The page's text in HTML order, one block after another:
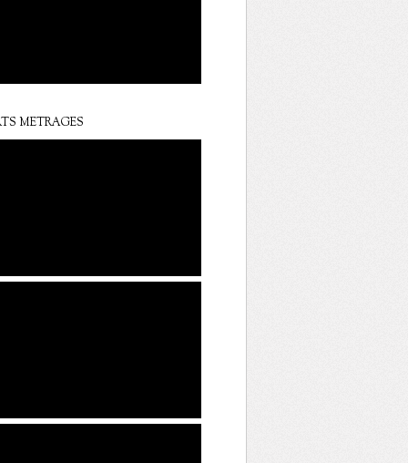
METRAGES